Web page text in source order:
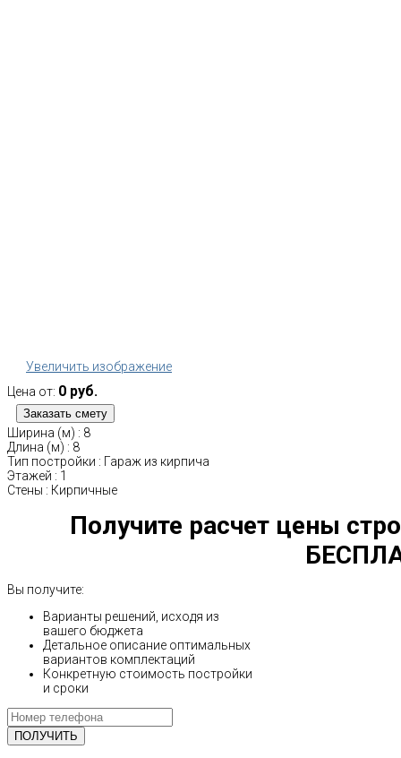
Увеличить изображение
Цена от: 0 руб.
Ширина (м) : 8
Длина (м) : 8
Тип постройки : Гараж из кирпича
Этажей : 1
Стены : Кирпичные
Получите расчет цены
Вы получите:
Варианты решений, исходя из
вашего бюджета
Детальное описание оптимальных
вариантов комплектаций
Конкретную стоимость постройки
и сроки